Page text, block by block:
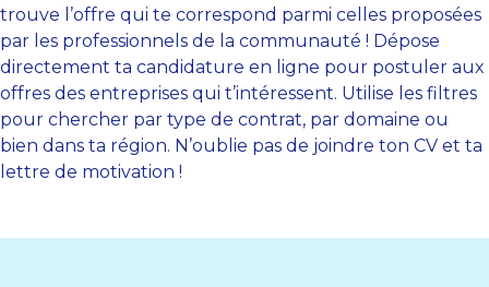
trouve l’offre qui te correspond parmi celles proposées
par les professionnels de la communauté ! Dépose
directement ta candidature en ligne pour postuler aux
offres des entreprises qui t’intéressent. Utilise les filtres
pour chercher par type de contrat, par domaine ou
bien dans ta région. N’oublie pas de joindre ton CV et ta
lettre de motivation !